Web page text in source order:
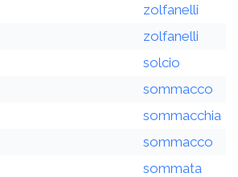
zolfanelli
zolfanelli
solcio
sommacco
sommacchia
sommacco
sommata